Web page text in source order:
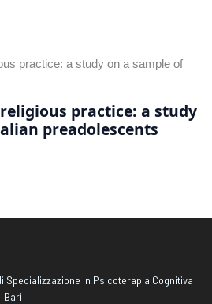
practice: a study
preadolescents
Specializzazione in Psicoterapia Cognitiva
Bari